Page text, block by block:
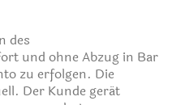
des
und ohne Abzug in Bar
zu erfolgen. Die
Der Kunde gerät